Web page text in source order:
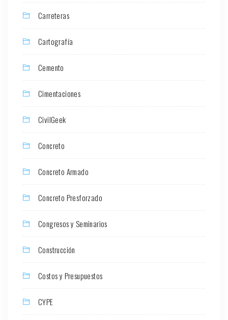
Carreteras
Cartografía
Cemento
Cimentaciones
CivilGeek
Concreto
Concreto Armado
Concreto Presforzado
Congresos y Seminarios
Construcción
Costos y Presupuestos
CYPE